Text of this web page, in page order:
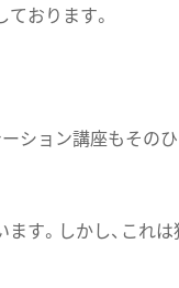
おります。
ション講座もその
す。しかし、これ